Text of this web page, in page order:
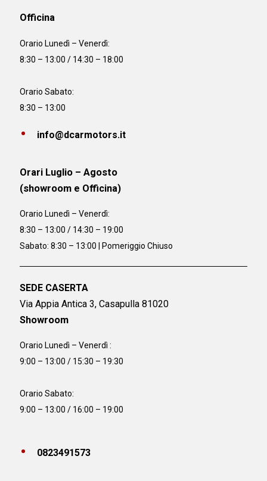
Officina
Orario Lunedì – Venerdì:
8:30 – 13:00 / 14:30 – 18:00
Orario Sabato:
8:30 – 13:00
info@dcarmotors.it
Orari Luglio – Agosto
(showroom e Officina)
Orario Lunedì – Venerdì:
8:30 – 13:00 / 14:30 – 19:00
Sabato: 8:30 – 13:00 | Pomeriggio Chiuso
SEDE CASERTA
Via Appia Antica 3, Casapulla 81020
Showroom
Orario Lunedì – Venerdì :
9:00 – 13:00 / 15:30 – 19:30
Orario Sabato:
9:00 – 13:00 / 16:00 – 19:00
0823491573